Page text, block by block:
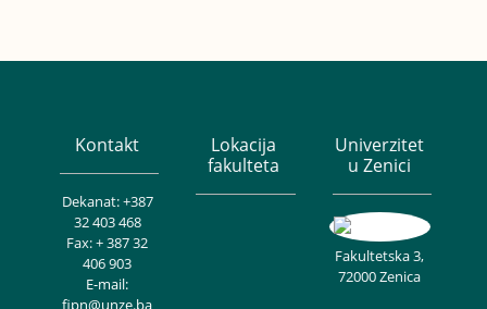
Kontakt
Dekanat: +387
32 403 468
Fax: + 387 32
406 903
E-mail:
fipn@unze.ba
Lokacija
fakulteta
Univerzitet
u Zenici
Fakultetska 3,
72000 Zenica